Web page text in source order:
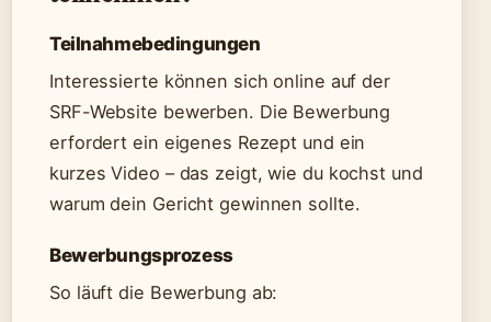
Teilnahmebedingungen
Interessierte können sich online auf der
SRF-Website bewerben. Die Bewerbung
erfordert ein eigenes Rezept und ein
kurzes Video – das zeigt, wie du kochst und
warum dein Gericht gewinnen sollte.
Bewerbungsprozess
So läuft die Bewerbung ab: